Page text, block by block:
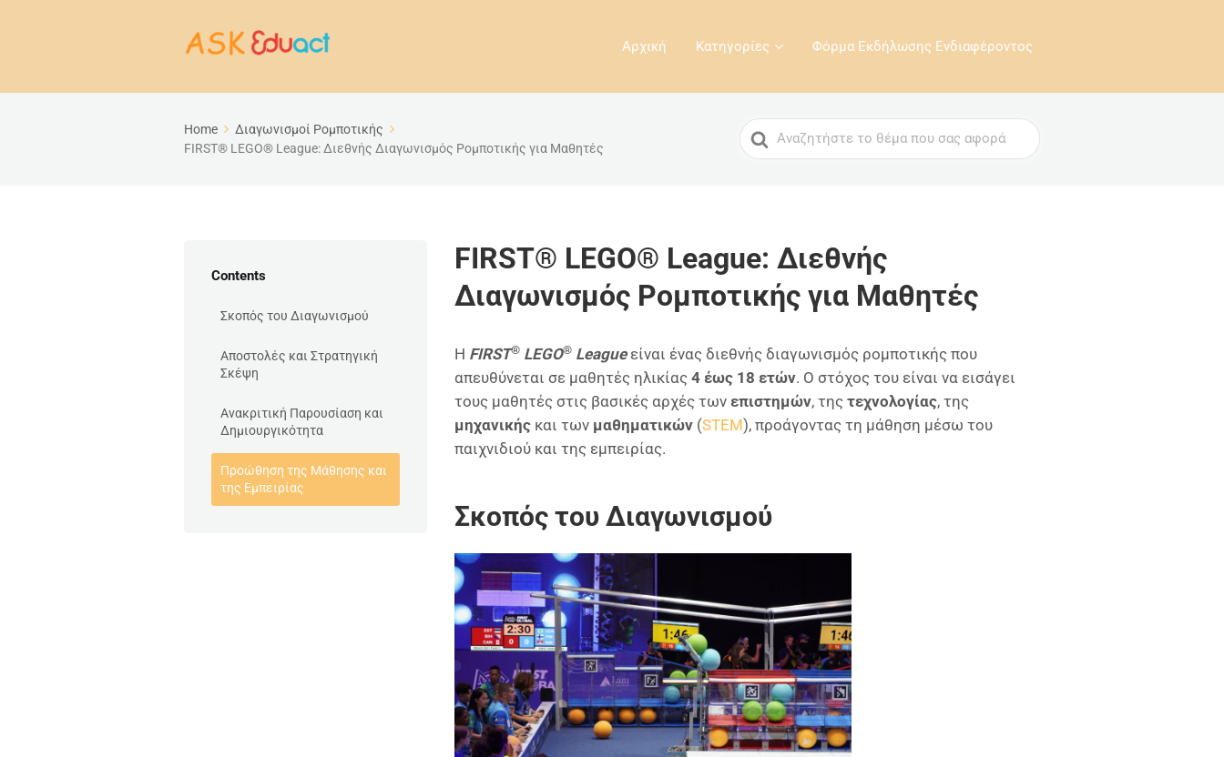
Αρχική Κατηγορίες Φόρμα Εκδήλωσης Ενδιαφέροντος
Home
Διαγωνισμοί Ρομποτικής
FIRST® LEGO® League: Διεθνής Διαγωνισμός Ρομποτικής για Μαθητές
Search
For
Contents
Σκοπός του Διαγωνισμού
Αποστολές και Στρατηγική
Σκέψη
Ανακριτική Παρουσίαση και
Δημιουργικότητα
Προώθηση της Μάθησης και
της Εμπειρίας
FIRST® LEGO® League: Διεθνής
Διαγωνισμός Ρομποτικής για Μαθητές
Η FIRST® LEGO® Leagueείναι ένας διεθνής διαγωνισμός ρομποτικής που
απευθύνεται σε μαθητές ηλικίας 4 έως 18 ετών. Ο στόχος του είναι να εισάγει
τους μαθητές στις βασικές αρχές των επιστημών, της τεχνολογίας, της
μηχανικής και των μαθηματικών (STEM), προάγοντας τη μάθηση μέσω του
παιχνιδιού και της εμπειρίας.
Σκοπός του Διαγωνισμού